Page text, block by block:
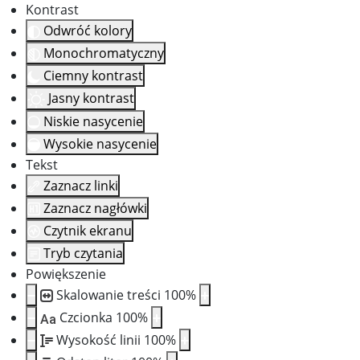
Kontrast
Odwróć kolory
Monochromatyczny
Ciemny kontrast
Jasny kontrast
Niskie nasycenie
Wysokie nasycenie
Tekst
Zaznacz linki
Zaznacz nagłówki
Czytnik ekranu
Tryb czytania
Powiększenie
Skalowanie treści 100%
Aa Czcionka 100%
Wysokość linii 100%